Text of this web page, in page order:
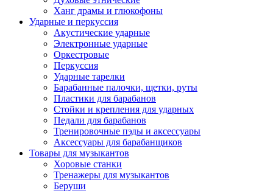
Ханг драмы и глюкофоны
Ударные и перкуссия
Акустические ударные
Электронные ударные
Оркестровые
Перкуссия
Ударные тарелки
Барабанные палочки, щетки, руты
Пластики для барабанов
Стойки и крепления для ударных
Педали для барабанов
Тренировочные пэды и аксессуары
Аксессуары для барабанщиков
Товары для музыкантов
Хоровые станки
Тренажеры для музыкантов
Беруши